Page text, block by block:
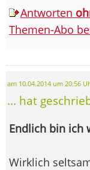
Antworten
Themen-Abo
am 10.04.2014 um 20:56
... hat
Endlich bin ich
Wirklich